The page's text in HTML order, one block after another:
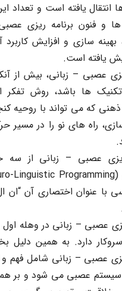
انتقال یافته است و تعداد
و فنون برنامه ریزی
سازی و افزایش کاربرد
یافته است.
عصبی – زبانی، بیش از
ها باشد، روش تفکر
که می تواند با روحیه
راه های نو را در مسیر
عصبی – زبانی از سه
با عنوان اختصاری آن “ان
عصبی – زبانی در وهله
دارد. به همین دلیل
عصبی – زبانی شامل فهم و
سیستم عصبی می شود و بر